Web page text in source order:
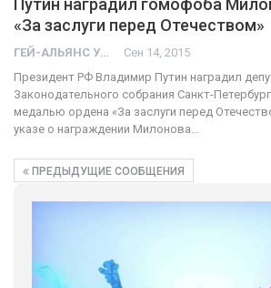
«За заслуги перед Отечеством»
ГЕЙ-АЛЬЯНС УКРАИНА Сен 14, 2015
Президент РФ Владимир Путин наградил
Законодательного собрания Санкт-
медалью ордена «За заслуги перед
указе о награждении Милонова…
ПРЕДЫДУЩИЕ СООБЩЕНИЯ
5/17/2020
провести вуличні акції. Наше відео-
ГАУ є в 16 областях України.